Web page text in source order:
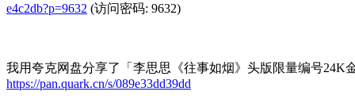
e4c2db?p=9632 (访问密码: 9632)
我用夸克网盘分享了「李思思《往事如烟》头版限量编号24K
https://pan.quark.cn/s/089e33dd39dd